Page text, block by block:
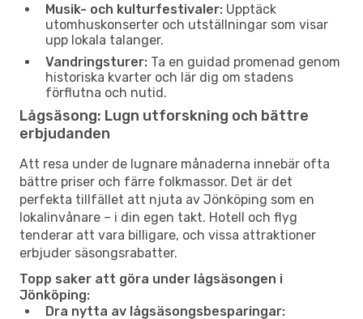
Musik- och kulturfestivaler: Upptäck
utomhuskonserter och utställningar som visar
upp lokala talanger.
Vandringsturer: Ta en guidad promenad genom
historiska kvarter och lär dig om stadens
förflutna och nutid.
Lågsäsong: Lugn utforskning och bättre
erbjudanden
Att resa under de lugnare månaderna innebär ofta
bättre priser och färre folkmassor. Det är det
perfekta tillfället att njuta av Jönköping som en
lokalinvånare – i din egen takt. Hotell och flyg
tenderar att vara billigare, och vissa attraktioner
erbjuder säsongsrabatter.
Topp saker att göra under lågsäsongen i
Jönköping:
Dra nytta av lågsäsongsbesparingar: